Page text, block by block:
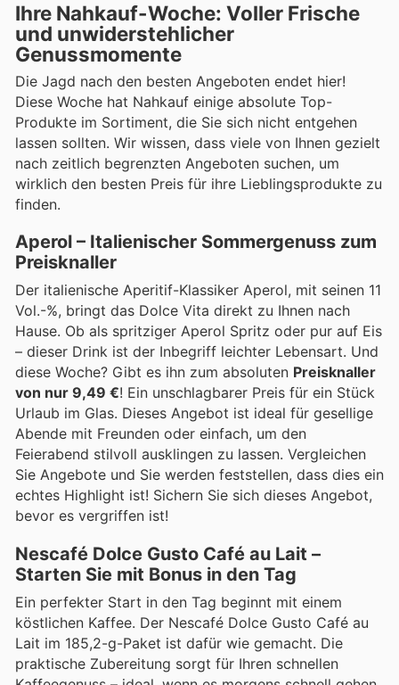
Ihre Nahkauf-Woche: Voller Frische
und unwiderstehlicher
Genussmomente
Die Jagd nach den besten Angeboten endet hier!
Diese Woche hat Nahkauf einige absolute Top-
Produkte im Sortiment, die Sie sich nicht entgehen
lassen sollten. Wir wissen, dass viele von Ihnen gezielt
nach zeitlich begrenzten Angeboten suchen, um
wirklich den besten Preis für ihre Lieblingsprodukte zu
finden.
Aperol – Italienischer Sommergenuss zum
Preisknaller
Der italienische Aperitif-Klassiker Aperol, mit seinen 11
Vol.-%, bringt das Dolce Vita direkt zu Ihnen nach
Hause. Ob als spritziger Aperol Spritz oder pur auf Eis
– dieser Drink ist der Inbegriff leichter Lebensart. Und
diese Woche? Gibt es ihn zum absoluten Preisknaller
von nur 9,49 €! Ein unschlagbarer Preis für ein Stück
Urlaub im Glas. Dieses Angebot ist ideal für gesellige
Abende mit Freunden oder einfach, um den
Feierabend stilvoll ausklingen zu lassen. Vergleichen
Sie Angebote und Sie werden feststellen, dass dies ein
echtes Highlight ist! Sichern Sie sich dieses Angebot,
bevor es vergriffen ist!
Nescafé Dolce Gusto Café au Lait –
Starten Sie mit Bonus in den Tag
Ein perfekter Start in den Tag beginnt mit einem
köstlichen Kaffee. Der Nescafé Dolce Gusto Café au
Lait im 185,2-g-Paket ist dafür wie gemacht. Die
praktische Zubereitung sorgt für Ihren schnellen